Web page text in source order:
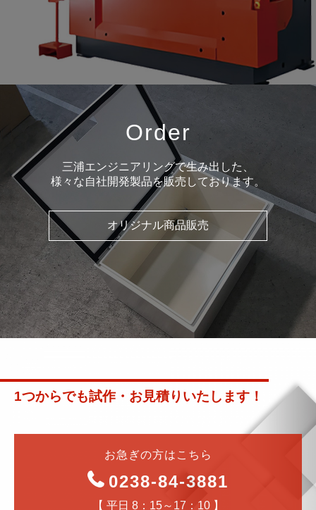
Order
三浦エンジニアリングで生み出した、
様々な自社開発製品を販売しております。
オリジナル商品販売
1つからでも試作・お見積りいたします！
お急ぎの方はこちら
0238-84-3881
【 平日 8：15～17：10 】